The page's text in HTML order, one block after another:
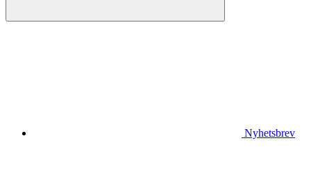
Nyhetsbrev